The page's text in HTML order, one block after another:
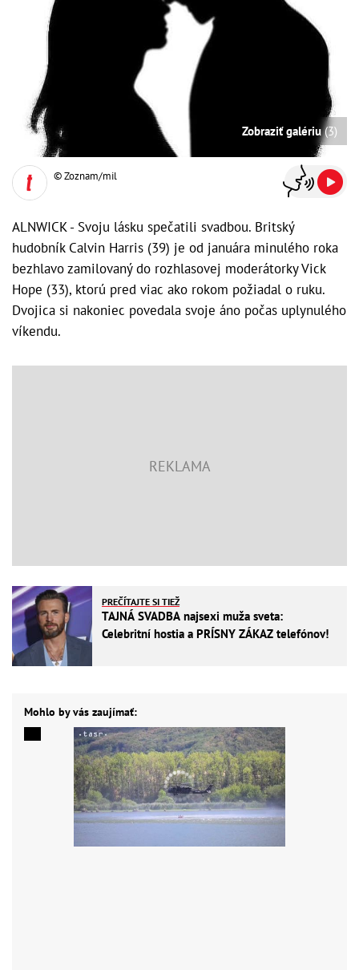
Zobraziť galériu(3)
© Zoznam/mil
ALNWICK - Svoju lásku spečatili svadbou. Britský
hudobník Calvin Harris (39) je od januára minulého roka
bezhlavo zamilovaný do rozhlasovej moderátorky Vick
Hope (33), ktorú pred viac ako rokom požiadal o ruku.
Dvojica si nakoniec povedala svoje áno počas uplynulého
víkendu.
PREČÍTAJTE SI TIEŽ
TAJNÁ SVADBA najsexi muža sveta:
Celebritní hostia a PRÍSNY ZÁKAZ telefónov!
Mohlo by vás zaujímať: